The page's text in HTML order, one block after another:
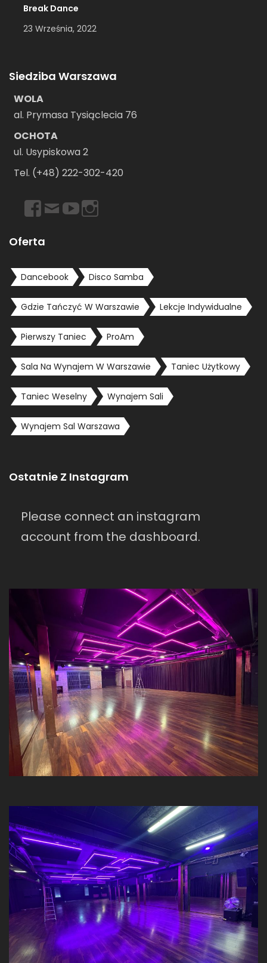
Break Dance
23 Września, 2022
Siedziba Warszawa
WOLA
al. Prymasa Tysiąclecia 76
OCHOTA
ul. Usypiskowa 2
Tel. (+48) 222-302-420
Oferta
Dancebook Disco Samba
Gdzie Tańczyć W Warszawie Lekcje Indywidualne
Pierwszy Taniec ProAm
Sala Na Wynajem W Warszawie Taniec Użytkowy
Taniec Weselny Wynajem Sali
Wynajem Sal Warszawa
Ostatnie Z Instagram
Please connect an instagram
account from the dashboard.